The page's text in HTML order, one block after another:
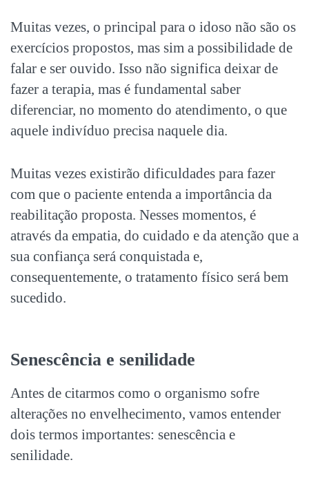
Muitas vezes, o principal para o idoso não são os
exercícios propostos, mas sim a possibilidade de
falar e ser ouvido. Isso não significa deixar de
fazer a terapia, mas é fundamental saber
diferenciar, no momento do atendimento, o que
aquele indivíduo precisa naquele dia.
Muitas vezes existirão dificuldades para fazer
com que o paciente entenda a importância da
reabilitação proposta. Nesses momentos, é
através da empatia, do cuidado e da atenção que a
sua confiança será conquistada e,
consequentemente, o tratamento físico será bem
sucedido.
Senescência e senilidade
Antes de citarmos como o organismo sofre
alterações no envelhecimento, vamos entender
dois termos importantes: senescência e
senilidade.